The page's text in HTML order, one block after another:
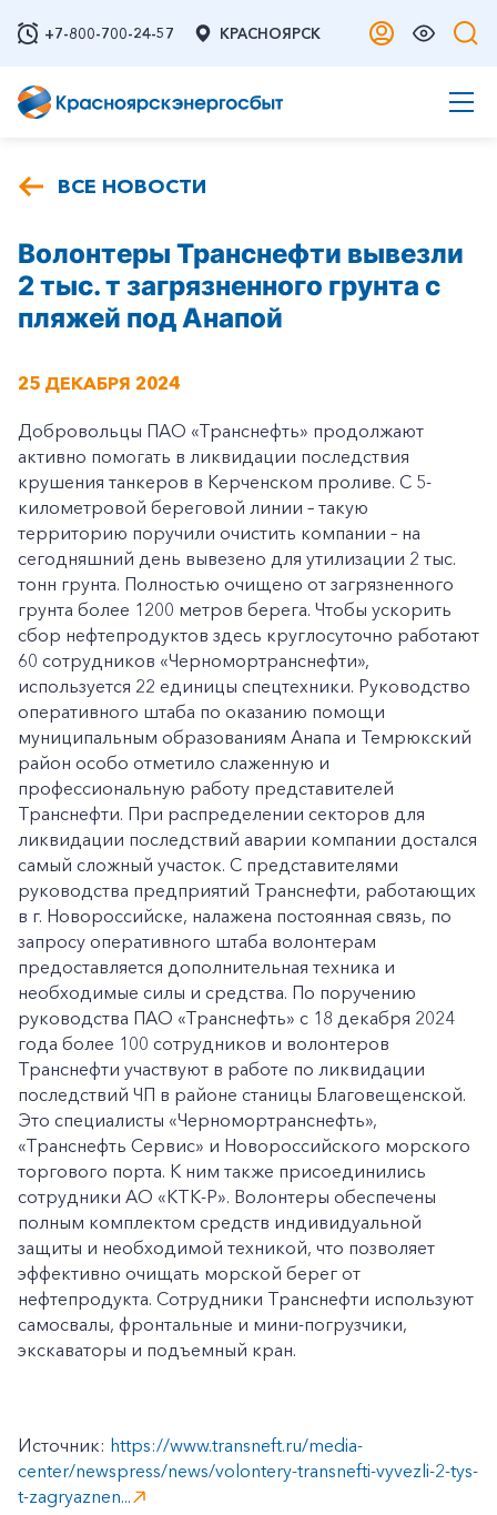
+7-800-700-24-57 КРАСНОЯРСК
ВСЕ НОВОСТИ
Волонтеры Транснефти вывезли
2 тыс. т загрязненного грунта с
пляжей под Анапой
25 ДЕКАБРЯ 2024
Добровольцы ПАО «Транснефть» продолжают
активно помогать в ликвидации последствия
крушения танкеров в Керченском проливе. С 5-
километровой береговой линии – такую
территорию поручили очистить компании – на
сегодняшний день вывезено для утилизации 2 тыс.
тонн грунта. Полностью очищено от загрязненного
грунта более 1200 метров берега. Чтобы ускорить
сбор нефтепродуктов здесь круглосуточно работают
60 сотрудников «Черномортранснефти»,
используется 22 единицы спецтехники. Руководство
оперативного штаба по оказанию помощи
муниципальным образованиям Анапа и Темрюкский
район особо отметило слаженную и
профессиональную работу представителей
Транснефти. При распределении секторов для
ликвидации последствий аварии компании достался
самый сложный участок. С представителями
руководства предприятий Транснефти, работающих
в г. Новороссийске, налажена постоянная связь, по
запросу оперативного штаба волонтерам
предоставляется дополнительная техника и
необходимые силы и средства. По поручению
руководства ПАО «Транснефть» с 18 декабря 2024
года более 100 сотрудников и волонтеров
Транснефти участвуют в работе по ликвидации
последствий ЧП в районе станицы Благовещенской.
Это специалисты «Черномортранснефть»,
«Транснефть Сервис» и Новороссийского морского
торгового порта. К ним также присоединились
сотрудники АО «КТК-Р». Волонтеры обеспечены
полным комплектом средств индивидуальной
защиты и необходимой техникой, что позволяет
эффективно очищать морской берег от
нефтепродукта. Сотрудники Транснефти используют
самосвалы, фронтальные и мини-погрузчики,
экскаваторы и подъемный кран.
Источник: https://www.transneft.ru/media-
center/newspress/news/volontery-transnefti-vyvezli-2-tys-
t-zagryaznen...